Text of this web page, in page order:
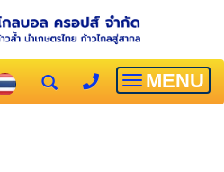
Toggle
MENU